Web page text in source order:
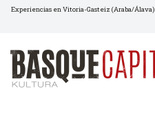
al
contenido
Experiencias en Vitoria-Gasteiz (Araba/Álava)